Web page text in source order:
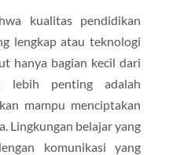
kualitas pendidikan
lengkap atau teknologi
hanya bagian kecil dari
lebih penting adalah
mampu menciptakan
Lingkungan belajar yang
komunikasi yang